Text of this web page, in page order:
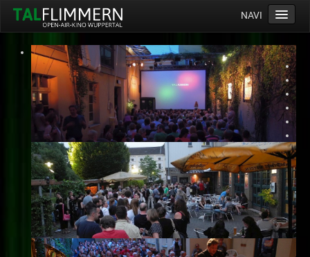
NAVI
Home
Programm
Service
Ticketinfos
Ort
Anreise
Wetter
Kinogutschein
Konzept